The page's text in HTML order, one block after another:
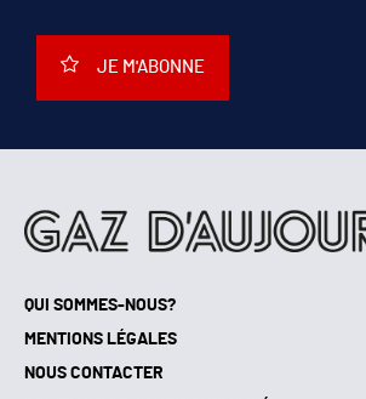
QUI SOMMES-NOUS?
MENTIONS LÉGALES
NOUS CONTACTER
JE M'ABONNE